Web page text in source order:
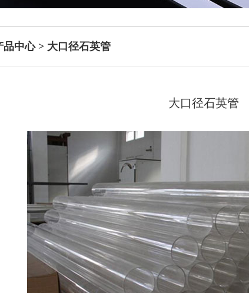
品中心 > 大口径石英管
大口径石英管